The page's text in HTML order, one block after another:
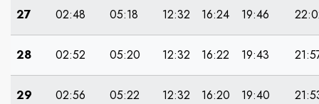
27 02:48 05:18 12:32 16:24 19:46
28 02:52 05:20 12:32 16:22 19:43
29 02:56 05:22 12:32 16:20 19:40